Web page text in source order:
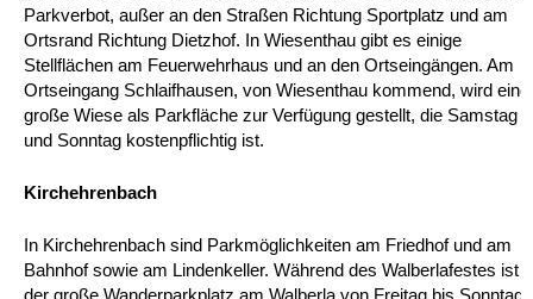
Parkverbot, außer an den Straßen Richtung Sportplatz und am
Ortsrand Richtung Dietzhof. In Wiesenthau gibt es einige
Stellflächen am Feuerwehrhaus und an den Ortseingängen. Am
Ortseingang Schlaifhausen, von Wiesenthau kommend, wird eine
große Wiese als Parkfläche zur Verfügung gestellt, die Samstag
und Sonntag kostenpflichtig ist.
Kirchehrenbach
In Kirchehrenbach sind Parkmöglichkeiten am Friedhof und am
Bahnhof sowie am Lindenkeller. Während des Walberlafestes ist
der große Wanderparkplatz am Walberla von Freitag bis Sonntag